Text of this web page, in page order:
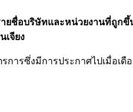
ชื่อบริษัทและหน่วยงานที่ถูกขึ้
จียง
การซึ่งมีการประกาศไปเมื่อเ